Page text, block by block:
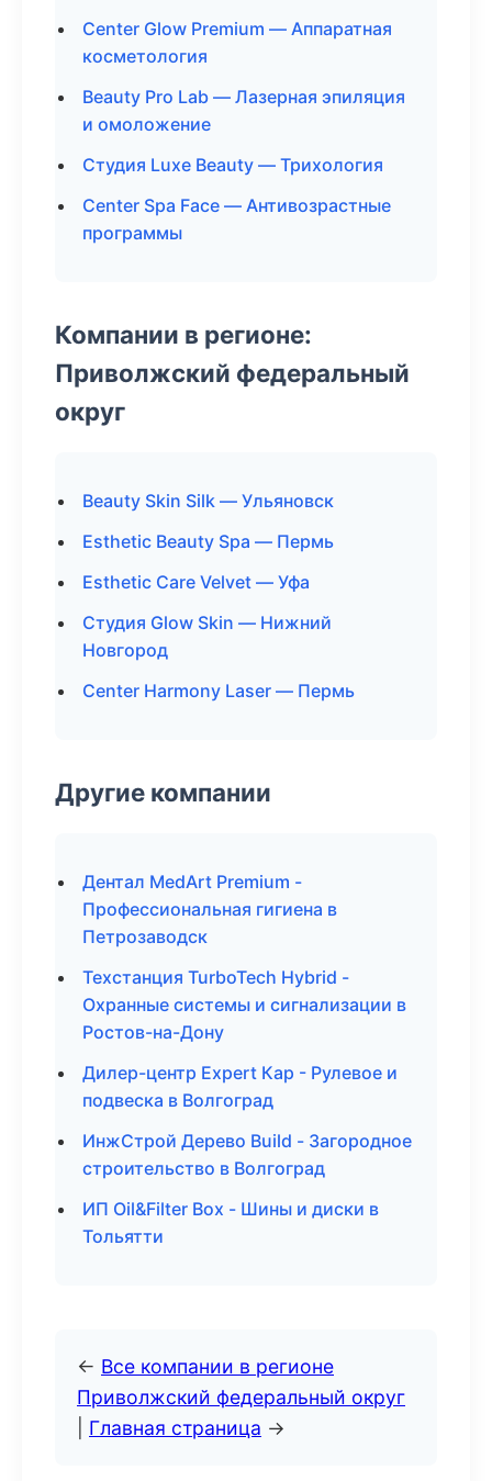
Center Glow Premium — Аппаратная
косметология
Beauty Pro Lab — Лазерная эпиляция
и омоложение
Студия Luxe Beauty — Трихология
Center Spa Face — Антивозрастные
программы
Компании в регионе:
Приволжский федеральный
округ
Beauty Skin Silk — Ульяновск
Esthetic Beauty Spa — Пермь
Esthetic Care Velvet — Уфа
Студия Glow Skin — Нижний
Новгород
Center Harmony Laser — Пермь
Другие компании
Дентал MedArt Premium -
Профессиональная гигиена в
Петрозаводск
Техстанция TurboTech Hybrid -
Охранные системы и сигнализации в
Ростов-на-Дону
Дилер-центр Expert Кар - Рулевое и
подвеска в Волгоград
ИнжСтрой Дерево Build - Загородное
строительство в Волгоград
ИП Oil&Filter Box - Шины и диски в
Тольятти
← Все компании в регионе
Приволжский федеральный округ
Главная страница →